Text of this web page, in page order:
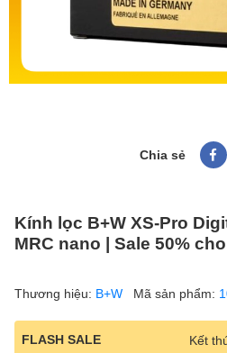
Chia sẻ
Kính lọc B+W XS-Pro
MRC nano | Sale 50%
Thương hiệu: B+W Mã sản phẩm:
FLASH SALE Kết